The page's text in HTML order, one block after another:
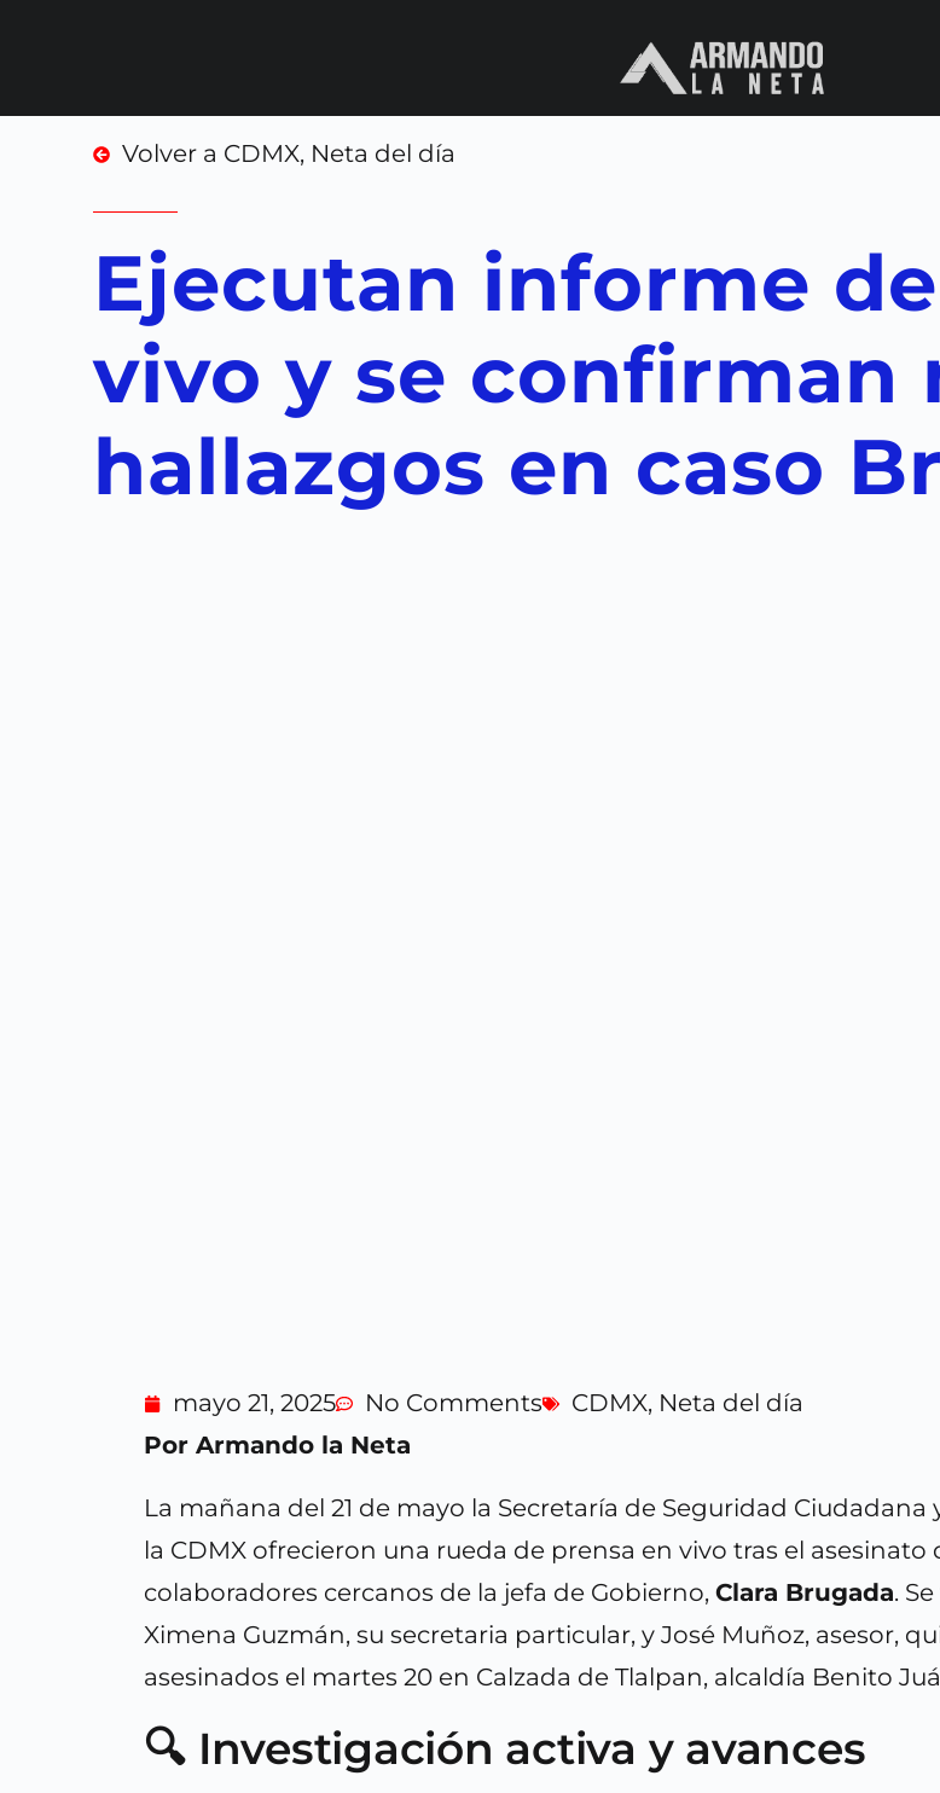
Volver a CDMX, Neta del día
Ejecutan informe
vivo y se confirman
hallazgos en caso
mayo 21, 2025 No Comments CDMX, Neta del día
Por Armando la Neta
La mañana del 21 de mayo la Secretaría de Seguridad Ciudadana
la CDMX ofrecieron una rueda de prensa en vivo tras el asesinato
colaboradores cercanos de la jefa de Gobierno,Clara Brugada.
Ximena Guzmán, su secretaria particular, y José Muñoz, asesor,
asesinados el martes 20 en Calzada de Tlalpan, alcaldía Benito
🔍 Investigación activa y avances